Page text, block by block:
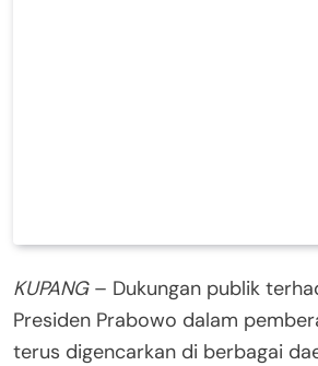
KUPANG– Dukungan publik
Presiden Prabowo dalam
terus digencarkan di berbagai